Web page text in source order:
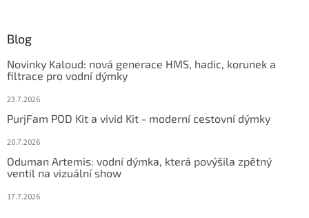
Blog
Novinky Kaloud: nová generace HMS, hadic, korunek a
filtrace pro vodní dýmky
23.7.2026
PurjFam POD Kit a vivid Kit - moderní cestovní dýmky
20.7.2026
Oduman Artemis: vodní dýmka, která povýšila zpětný
ventil na vizuální show
17.7.2026